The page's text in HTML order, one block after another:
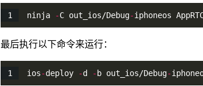
ninja -C out_ios/Debug-iphoneos
最后执行以下命令来运行：
ios-deploy -d - b out_ios/Debug-